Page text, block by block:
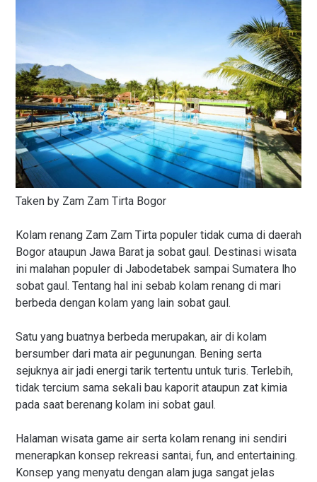
Taken by Zam Zam Tirta Bogor
Kolam renang Zam Zam Tirta populer tidak cuma di daerah
Bogor ataupun Jawa Barat ja sobat gaul. Destinasi wisata
ini malahan populer di Jabodetabek sampai Sumatera lho
sobat gaul. Tentang hal ini sebab kolam renang di mari
berbeda dengan kolam yang lain sobat gaul.
Satu yang buatnya berbeda merupakan, air di kolam
bersumber dari mata air pegunungan. Bening serta
sejuknya air jadi energi tarik tertentu untuk turis. Terlebih,
tidak tercium sama sekali bau kaporit ataupun zat kimia
pada saat berenang kolam ini sobat gaul.
Halaman wisata game air serta kolam renang ini sendiri
menerapkan konsep rekreasi santai, fun, and entertaining.
Konsep yang menyatu dengan alam juga sangat jelas